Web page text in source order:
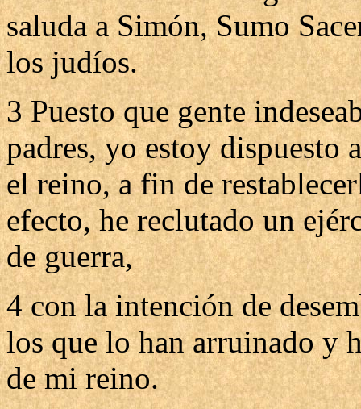
saluda a Simón, Sumo
los judíos.
3 Puesto que gente
padres, yo estoy dispuesto
el reino, a fin de
efecto, he reclutado un
de guerra,
4 con la intención de
los que lo han arruinado y
de mi reino.